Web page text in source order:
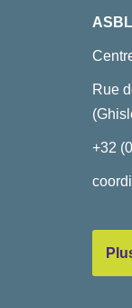
Rue
+32